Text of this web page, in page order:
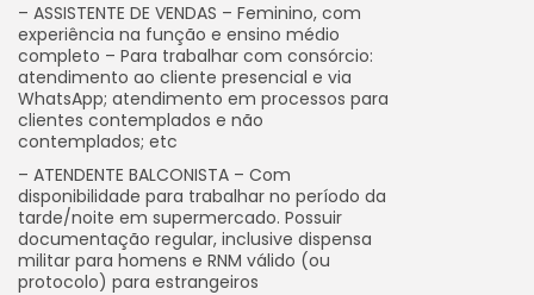
– ASSISTENTE DE VENDAS – Feminino, com
experiência na função e ensino médio
completo – Para trabalhar com consórcio:
atendimento ao cliente presencial e via
WhatsApp; atendimento em processos para
clientes contemplados e não
contemplados; etc
– ATENDENTE BALCONISTA – Com
disponibilidade para trabalhar no período da
tarde/noite em supermercado. Possuir
documentação regular, inclusive dispensa
militar para homens e RNM válido (ou
protocolo) para estrangeiros